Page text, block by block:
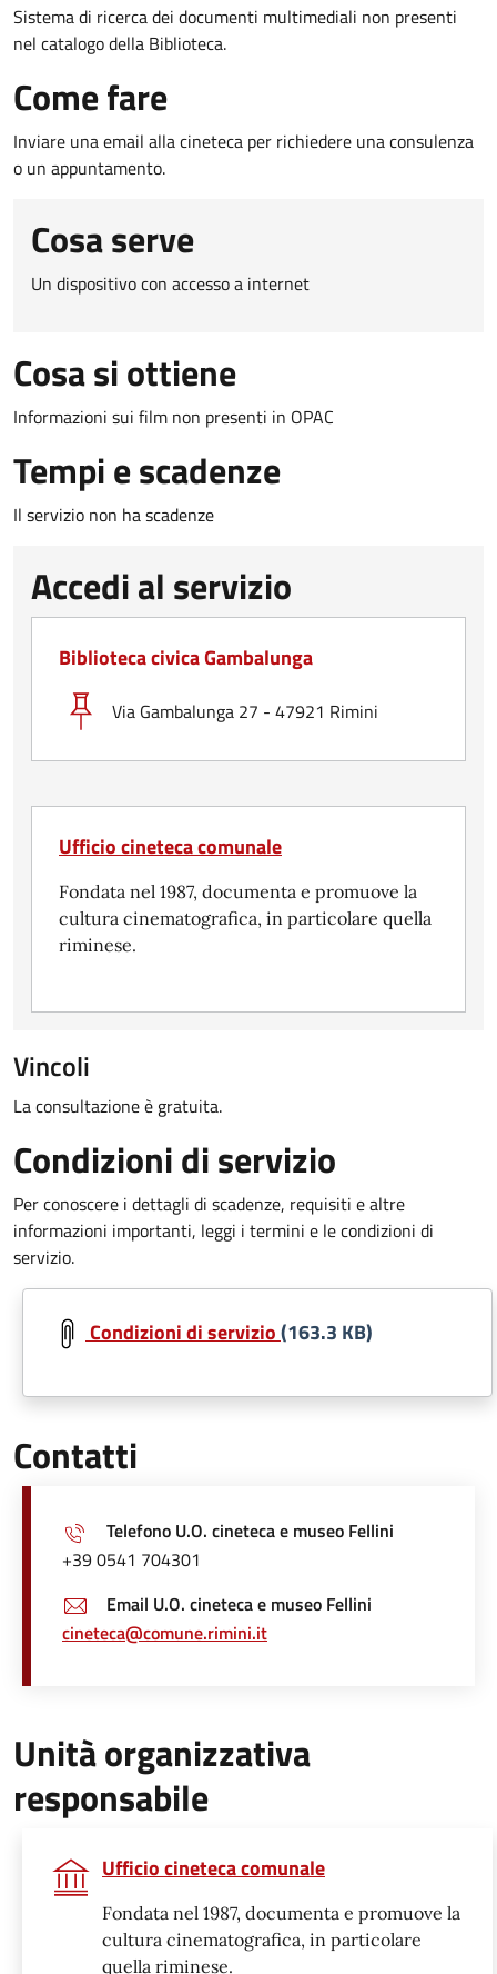
Sistema di ricerca dei documenti multimediali non presenti
nel catalogo della Biblioteca.
Come fare
Inviare una email alla cineteca per richiedere una consulenza
o un appuntamento.
Cosa serve
Un dispositivo con accesso a internet
Cosa si ottiene
Informazioni sui film non presenti in OPAC
Tempi e scadenze
Il servizio non ha scadenze
Accedi al servizio
Biblioteca civica Gambalunga
Via Gambalunga 27 - 47921 Rimini
Ufficio cineteca comunale
Fondata nel 1987, documenta e promuove la
cultura cinematografica, in particolare quella
riminese.
Vincoli
La consultazione è gratuita.
Condizioni di servizio
Per conoscere i dettagli di scadenze, requisiti e altre
informazioni importanti, leggi i termini e le condizioni di
servizio.
Document
Condizioni di servizio(163.3 KB)
Contatti
Telefono U.O. cineteca e museo Fellini
+39 0541 704301
Email U.O. cineteca e museo Fellini
cineteca@comune.rimini.it
Unità organizzativa
responsabile
Ufficio cineteca comunale
Fondata nel 1987, documenta e promuove la
cultura cinematografica, in particolare
quella riminese.